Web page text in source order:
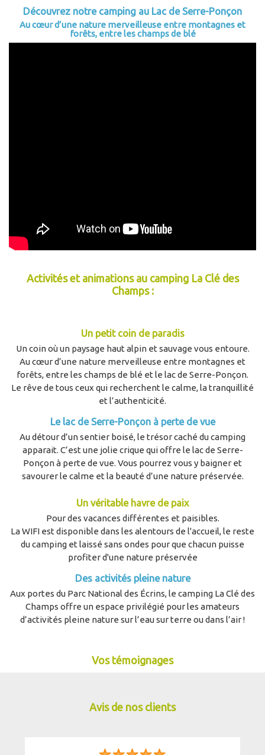
Découvrez notre camping au Lac deSerre-Ponçon
Au cœur d’une nature merveilleuse entre montagnes et
forêts, entre les champs de blé
Activités et animations au camping La Clé des
Champs :
Un petit coin de paradis
Un coin où un paysage haut alpin et sauvage vous entoure.
Au cœur d’une nature merveilleuse entre montagnes et
forêts, entre les champs de blé et le lac de Serre-Ponçon.
Le rêve de tous ceux qui recherchent le calme, la tranquillité
et l’authenticité.
Le lac de Serre-Ponçon à perte de vue
Au détour d’un sentier boisé, le trésor caché du camping
apparait. C’est une jolie crique qui offre le lac de Serre-
Ponçon à perte de vue. Vous pourrez vous y baigner et
savourer le calme et la beauté d’une nature préservée.
Un véritable havre de paix
Pour des vacances différentes et paisibles.
La WIFI est disponible dans les alentours de l'accueil, le reste
du camping et laissé sans ondes pour que chacun puisse
profiter d'une nature préservée
Des activités pleine nature
Aux portes du Parc National des Écrins, le camping La Clé des
Champs offre un espace privilégié pour les amateurs
d’activités pleine nature sur l’eau sur terre ou dans l’air !
Vos témoignages
Avis de nos clients